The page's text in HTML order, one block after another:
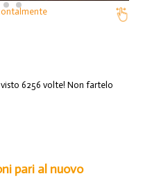
6256 volte! Non fartelo
pari al nuovo